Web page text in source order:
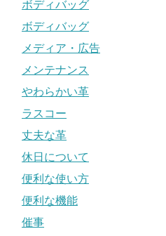
ボディバッグ
ボディバッグ
メディア・広告
メンテナンス
やわらかい革
ラスコー
丈夫な革
休日について
便利な使い方
便利な機能
催事